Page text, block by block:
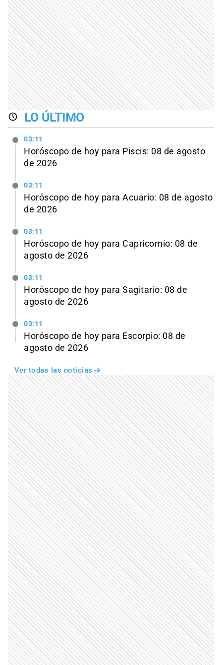
LO ÚLTIMO
03:11
Horóscopo de hoy para Piscis: 08 de agosto
de 2026
03:11
Horóscopo de hoy para Acuario: 08 de agosto
de 2026
03:11
Horóscopo de hoy para Capricornio: 08 de
agosto de 2026
03:11
Horóscopo de hoy para Sagitario: 08 de
agosto de 2026
03:11
Horóscopo de hoy para Escorpio: 08 de
agosto de 2026
Ver todas las noticias